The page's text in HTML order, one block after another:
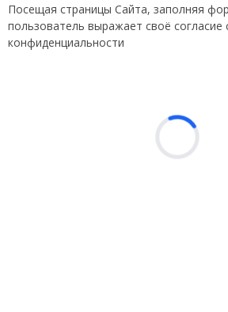
Посещая страницы Сайта, заполняя
пользователь выражает своё согласие
конфиденциальности